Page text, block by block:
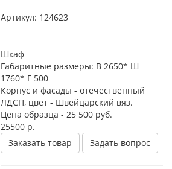
Артикул: 124623
Шкаф
Габаритные размеры: В 2650* Ш
1760* Г 500
Корпус и фасады - отечественный
ЛДСП, цвет - Швейцарский вяз.
Цена образца - 25 500 руб.
25500 р.
Заказать товар
Задать вопрос